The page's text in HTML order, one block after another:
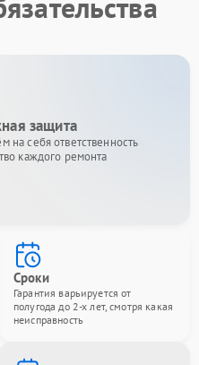
защита
на себя ответственность
каждого ремонта
Сроки
Гарантия варьируется от
полугода до 2-х лет, смотря какая
неисправность